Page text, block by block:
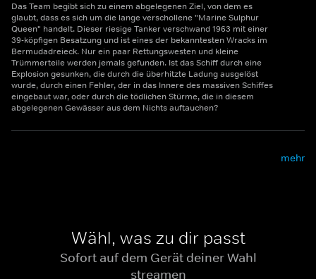
Das Team begibt sich zu einem abgelegenen Ziel, von dem es
glaubt, dass es sich um die lange verschollene "Marine Sulphur
Queen" handelt. Dieser riesige Tanker verschwand 1963 mit einer
39-köpfigen Besatzung und ist eines der bekanntesten Wracks im
Bermudadreieck. Nur ein paar Rettungswesten und kleine
Trümmerteile werden jemals gefunden. Ist das Schiff durch eine
Explosion gesunken, die durch die überhitzte Ladung ausgelöst
wurde, durch einen Fehler, der in das Innere des massiven Schiffes
eingebaut war, oder durch die tödlichen Stürme, die in diesem
abgelegenen Gewässer aus dem Nichts auftauchen?
mehr
Wähl, was zu dir passt
Sofort auf dem Gerät deiner Wahl
streamen